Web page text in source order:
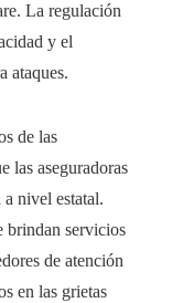
La regulación
y el
ataques.
de las
las aseguradoras
a nivel estatal.
brindan servicios
de atención
en las grietas